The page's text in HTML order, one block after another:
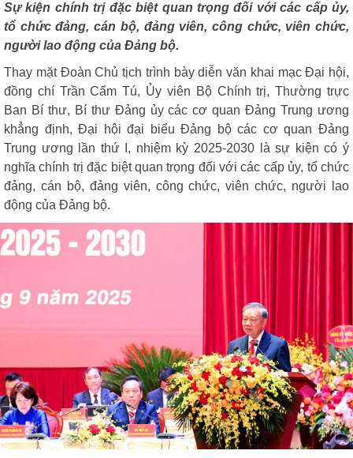
Sự kiện chính trị đặc biệt quan trọngđối với các cấp ủy,
tổ chức đảng, cán bộ, đảng viên, công chức, viên chức,
người lao động của Đảng bộ.
Thay mặt Đoàn Chủ tịch trình bày diễn văn khai mạc Đại hội,
đồng chí Trần Cẩm Tú, Ủy viên Bộ Chính trị, Thường trực
Ban Bí thư, Bí thư Đảng ủy các cơ quan Đảng Trung ương
khẳng định,Đại hội đại biểu Đảng bộ các cơ quan Đảng
Trung ương lần thứ I, nhiệm kỳ 2025-2030
là sự kiện có ý
nghĩa chính trị đặc biệt quan trọng đối với các cấp ủy, tổ chức
đảng, cán bộ, đảng viên, công chức, viên chức, người lao
động của Đảng bộ.